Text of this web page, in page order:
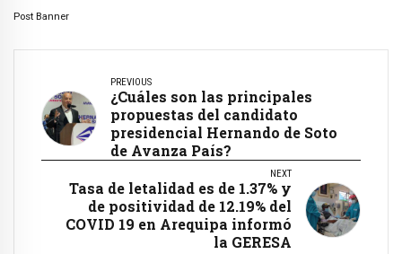
Post Banner
PREVIOUS
¿Cuáles son las principales
propuestas del candidato
presidencial Hernando de Soto
de Avanza País?
NEXT
Tasa de letalidad es de 1.37% y
de positividad de 12.19% del
COVID 19 en Arequipa informó
la GERESA